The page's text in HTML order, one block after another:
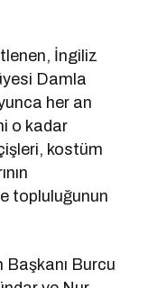
İngiliz
Damla
her an
o kadar
kostüm
topluluğunun
Başkanı Burcu